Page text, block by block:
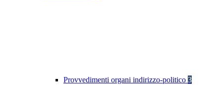
Provvedimenti organi indirizzo-politico 3